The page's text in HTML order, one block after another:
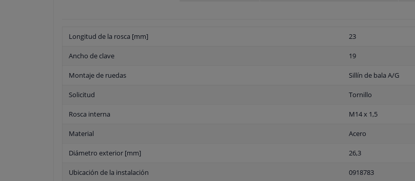
Longitud de la rosca [mm] 23
Ancho de clave 19
Montaje de ruedas Sillín de bala A/G
Solicitud Tornillo
Rosca interna M14 x 1,5
Material Acero
Diámetro exterior [mm] 26,3
Ubicación de la instalación 0918783